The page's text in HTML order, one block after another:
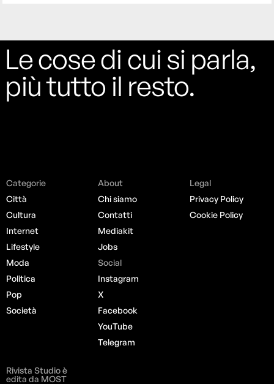
Le cose di cui si parla,
più tutto il resto.
Categorie
Città
Cultura
Internet
Lifestyle
Moda
Politica
Pop
Società
About
Chi siamo
Contatti
Mediakit
Jobs
Social
Instagram
X
Facebook
YouTube
Telegram
Legal
Privacy Policy
Cookie Policy
Rivista Studio è
edita da MOST